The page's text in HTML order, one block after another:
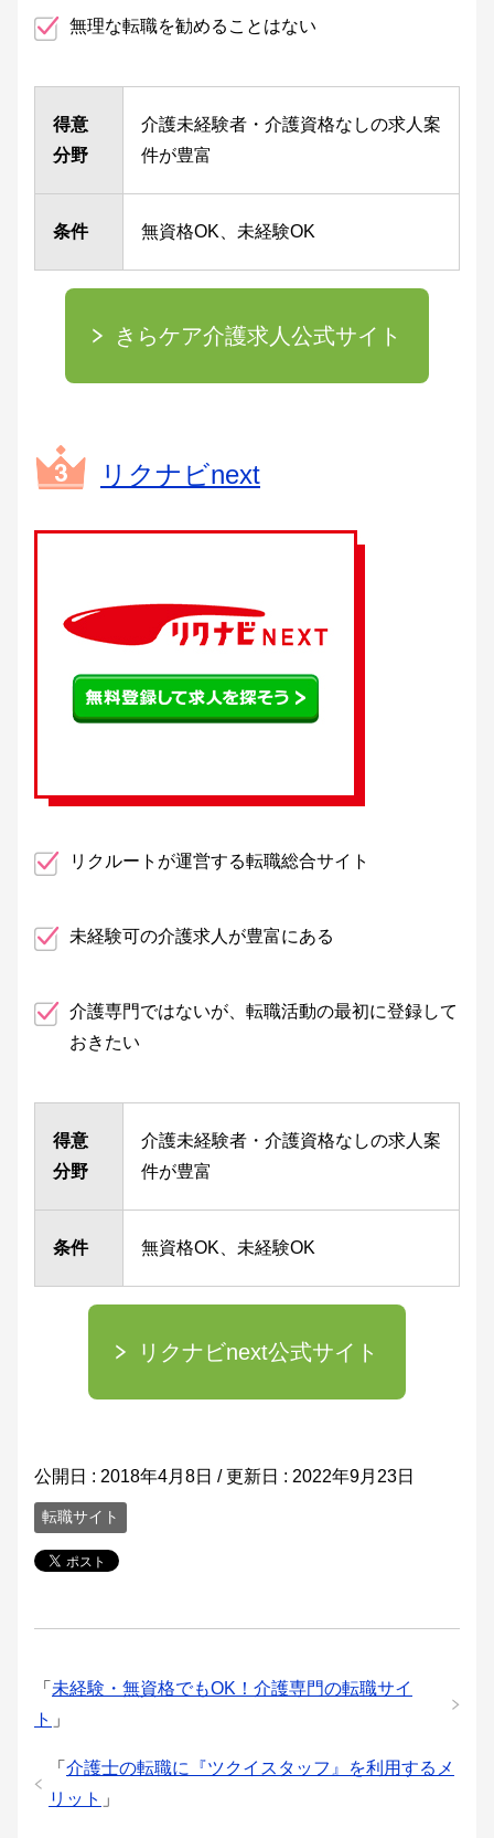
無理な転職を勧めることはない
得意
分野
介護未経験者・介護資格なしの求人案
件が豊富
条件 無資格OK、未経験OK
きらケア介護求人公式サイト
リクナビnext
リクルートが運営する転職総合サイト
未経験可の介護求人が豊富にある
介護専門ではないが、転職活動の最初に登録して
おきたい
得意
分野
介護未経験者・介護資格なしの求人案
件が豊富
条件 無資格OK、未経験OK
リクナビnext公式サイト
公開日 : 2018年4月8日 / 更新日 : 2022年9月23日
転職サイト
「 未経験・無資格でもOK！介護専門の転職サイ
ト 」
「 介護士の転職に『ツクイスタッフ』を利用するメ
リット 」